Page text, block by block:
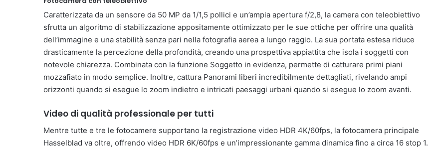
Caratterizzata da un sensore da 50 MP da 1/1,5 pollici e un’ampia apertura f/2,8, la camera con teleobiettivo
sfrutta un algoritmo di stabilizzazione appositamente ottimizzato per le sue ottiche per offrire una qualità
dell’immagine e una stabilità senza pari nella fotografia aerea a lungo raggio. La sua portata estesa riduce
drasticamente la percezione della profondità, creando una prospettiva appiattita che isola i soggetti con
notevole chiarezza. Combinata con la funzione Soggetto in evidenza, permette di catturare primi piani
mozzafiato in modo semplice. Inoltre, cattura Panorami liberi incredibilmente dettagliati, rivelando ampi
orizzonti quando si esegue lo zoom indietro e intricati paesaggi urbani quando si esegue lo zoom avanti.
Video di qualità professionale per tutti
Mentre tutte e tre le fotocamere supportano la registrazione video HDR 4K/60fps, la fotocamera principale
Hasselblad va oltre, offrendo video HDR 6K/60fps e un’impressionante gamma dinamica fino a circa 16 stop 1.